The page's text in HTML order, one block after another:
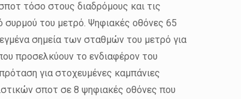
τόσο στους διαδρόμους και τις
του μετρό. Ψηφιακές οθόνες 65
σημεία των σταθμών του μετρό για
προσελκύουν το ενδιαφέρον του
για στοχευμένες καμπάνιες
σποτ σε 8 ψηφιακές οθόνες που